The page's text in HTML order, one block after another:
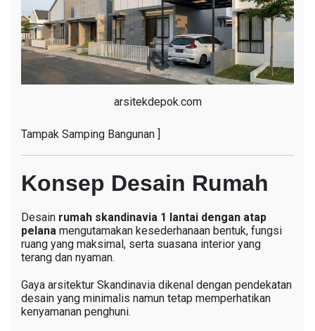
arsitekdepok.com
Tampak Samping Bangunan ]
Konsep Desain Rumah
Desain rumah skandinavia 1 lantai dengan atap
pelana mengutamakan kesederhanaan bentuk, fungsi
ruang yang maksimal, serta suasana interior yang
terang dan nyaman.
Gaya arsitektur Skandinavia dikenal dengan pendekatan
desain yang minimalis namun tetap memperhatikan
kenyamanan penghuni.